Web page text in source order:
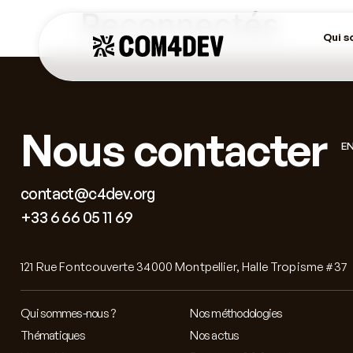
Qui
Reconnectés
Nous contacter
contact@c4dev.org
+33 6 66 05 11 69
121 Rue Fontcouverte 34000 Montpellier, Halle Tropisme #37
Qui sommes-nous ?
Nos méthodologies
Thématiques
Nos actus